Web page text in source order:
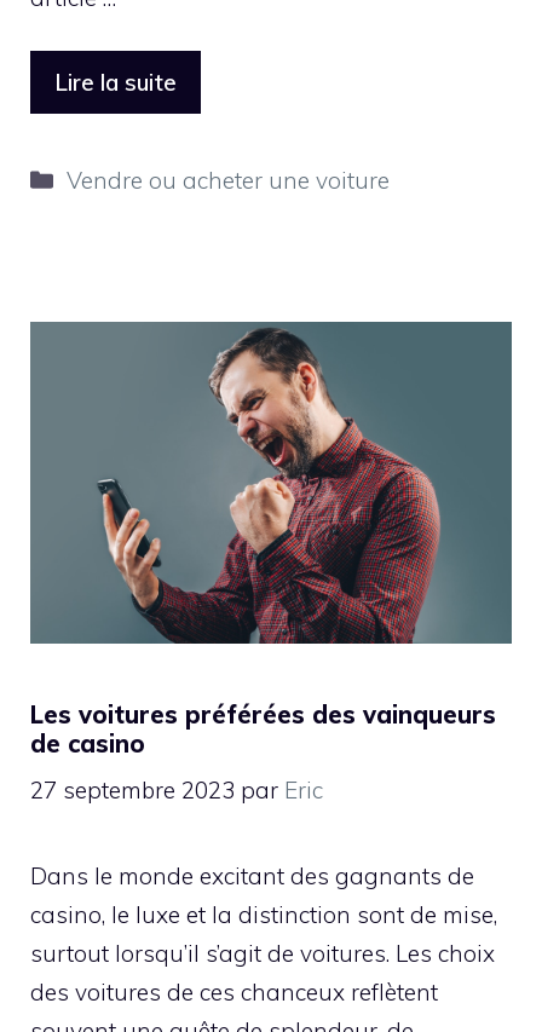
Lire la suite
Catégories
Vendre ou acheter une voiture
Les voitures préférées des vainqueurs
de casino
27 septembre 2023 par Eric
Dans le monde excitant des gagnants de
casino, le luxe et la distinction sont de mise,
surtout lorsqu’il s’agit de voitures. Les choix
des voitures de ces chanceux reflètent